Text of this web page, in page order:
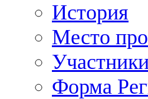
История
Место
Форма